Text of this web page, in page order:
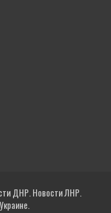
ДНР. Новости ЛНР.